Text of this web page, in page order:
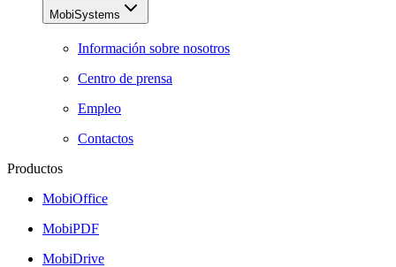
MobiSystems
Información sobre nosotros
Centro de prensa
Empleo
Contactos
Productos
MobiOffice
MobiPDF
MobiDrive